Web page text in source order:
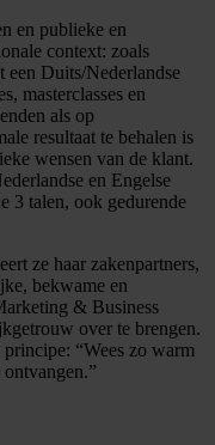
en publieke en
context: zoals
een Duits/Nederlandse
masterclasses en
als op
resultaat te behalen is
wensen van de klant.
en Engelse
3 talen, ook gedurende
ze haar zakenpartners,
bekwame en
& Business
over te brengen.
“Wees zo warm